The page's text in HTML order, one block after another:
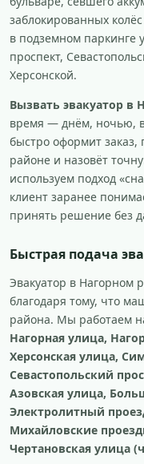
заблокированных
в подземном паркинге
проспект,
Херсонской.
Вызвать эвакуатор в
время — днём, ночью,
быстро оформит
районе и назовёт
используем подход
клиент заранее
принять решение без
Быстрая подача
Эвакуатор в Нагорном
благодаря тому, что
района. Мы работаем
Нагорная улица,
Херсонская улица,
Севастопольский
Азовская улица,
Электролитный
Михайловские
Чертановская улица